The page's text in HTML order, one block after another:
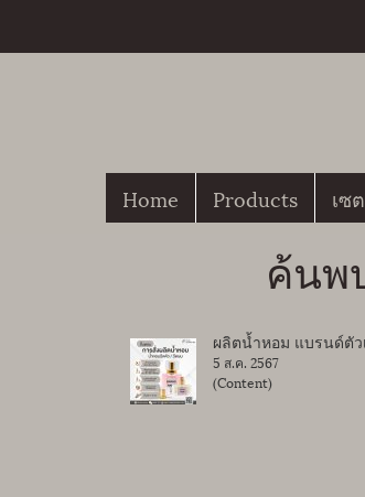
Home Products เซ
ค้นพ
ผลิตน้ำหอม แบรนด์ตัว
5 ส.ค. 2567
(Content)